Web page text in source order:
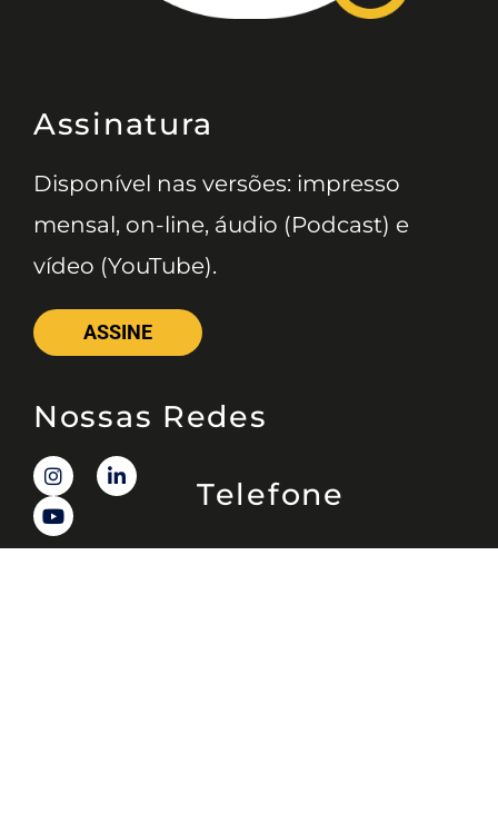
Assinatura
Disponível nas versões: impresso
mensal, on-line, áudio (Podcast) e
vídeo (YouTube).
ASSINE
Nossas Redes
Telefone